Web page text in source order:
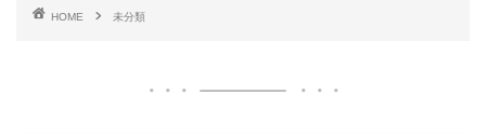
HOME 未分類